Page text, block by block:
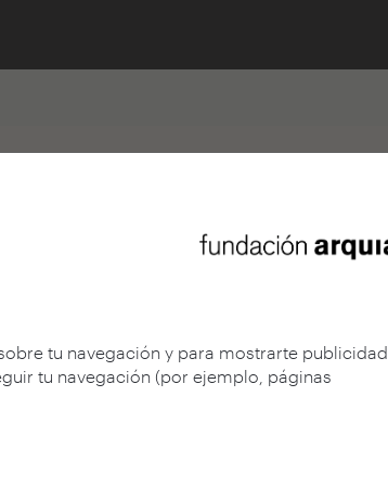
tu navegación y para mostrarte publicidad
tu navegación (por ejemplo, páginas
Universidad de Tampere en